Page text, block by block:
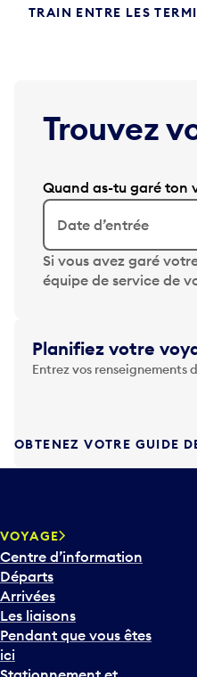
TRAIN ENTRE LES
Trouvez
Quand as-tu garé ton
Date d’entrée
A
p
y
e
z
r
u
c
h
e
F
l
c
Si vous avez garé
équipe de service de
Planifiez votre
Entrez vos
OBTENEZ VOTRE GUIDE
VOYAGE
Centre d’information
Départs
Arrivées
Les liaisons
Pendant que vous êtes
ici